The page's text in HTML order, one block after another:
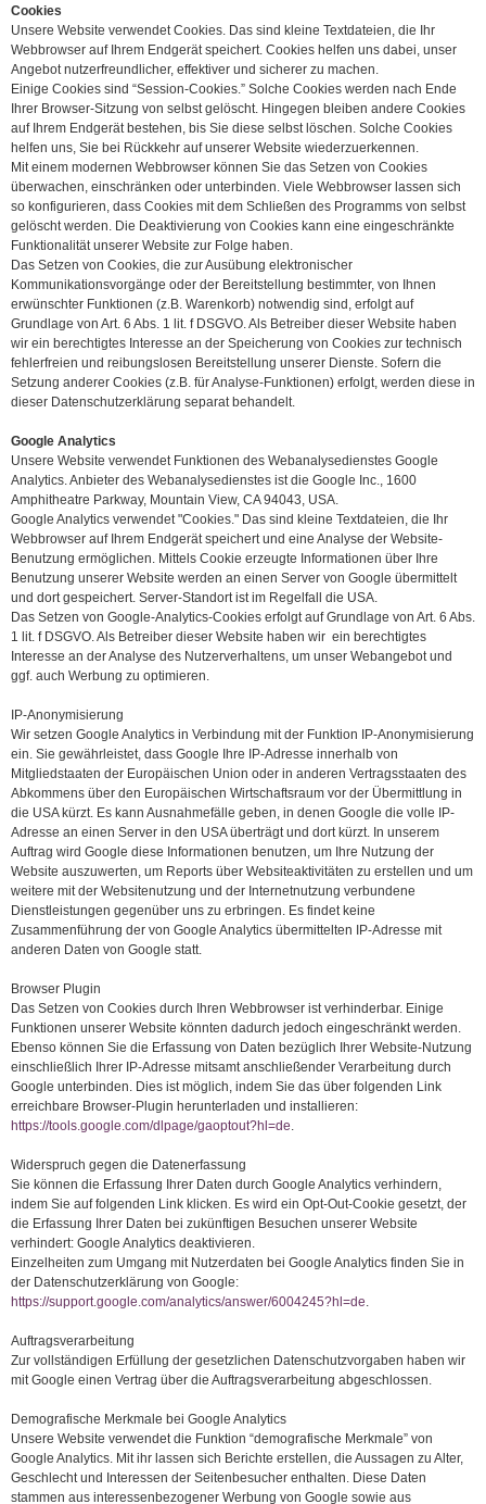
Cookies
Unsere Website verwendet Cookies. Das sind kleine Textdateien, die Ihr
Webbrowser auf Ihrem Endgerät speichert. Cookies helfen uns dabei, unser
Angebot nutzerfreundlicher, effektiver und sicherer zu machen.
Einige Cookies sind “Session-Cookies.” Solche Cookies werden nach Ende
Ihrer Browser-Sitzung von selbst gelöscht. Hingegen bleiben andere Cookies
auf Ihrem Endgerät bestehen, bis Sie diese selbst löschen. Solche Cookies
helfen uns, Sie bei Rückkehr auf unserer Website wiederzuerkennen.
Mit einem modernen Webbrowser können Sie das Setzen von Cookies
überwachen, einschränken oder unterbinden. Viele Webbrowser lassen sich
so konfigurieren, dass Cookies mit dem Schließen des Programms von selbst
gelöscht werden. Die Deaktivierung von Cookies kann eine eingeschränkte
Funktionalität unserer Website zur Folge haben.
Das Setzen von Cookies, die zur Ausübung elektronischer
Kommunikationsvorgänge oder der Bereitstellung bestimmter, von Ihnen
erwünschter Funktionen (z.B. Warenkorb) notwendig sind, erfolgt auf
Grundlage von Art. 6 Abs. 1 lit. f DSGVO. Als Betreiber dieser Website haben
wir ein berechtigtes Interesse an der Speicherung von Cookies zur technisch
fehlerfreien und reibungslosen Bereitstellung unserer Dienste. Sofern die
Setzung anderer Cookies (z.B. für Analyse-Funktionen) erfolgt, werden diese in
dieser Datenschutzerklärung separat behandelt.
Google Analytics
Unsere Website verwendet Funktionen des Webanalysedienstes Google
Analytics. Anbieter des Webanalysedienstes ist die Google Inc., 1600
Amphitheatre Parkway, Mountain View, CA 94043, USA.
Google Analytics verwendet "Cookies." Das sind kleine Textdateien, die Ihr
Webbrowser auf Ihrem Endgerät speichert und eine Analyse der Website-
Benutzung ermöglichen. Mittels Cookie erzeugte Informationen über Ihre
Benutzung unserer Website werden an einen Server von Google übermittelt
und dort gespeichert. Server-Standort ist im Regelfall die USA.
Das Setzen von Google-Analytics-Cookies erfolgt auf Grundlage von Art. 6 Abs.
1 lit. f DSGVO. Als Betreiber dieser Website haben wir ein berechtigtes
Interesse an der Analyse des Nutzerverhaltens, um unser Webangebot und
ggf. auch Werbung zu optimieren.
IP-Anonymisierung
Wir setzen Google Analytics in Verbindung mit der Funktion IP-Anonymisierung
ein. Sie gewährleistet, dass Google Ihre IP-Adresse innerhalb von
Mitgliedstaaten der Europäischen Union oder in anderen Vertragsstaaten des
Abkommens über den Europäischen Wirtschaftsraum vor der Übermittlung in
die USA kürzt. Es kann Ausnahmefälle geben, in denen Google die volle IP-
Adresse an einen Server in den USA überträgt und dort kürzt. In unserem
Auftrag wird Google diese Informationen benutzen, um Ihre Nutzung der
Website auszuwerten, um Reports über Websiteaktivitäten zu erstellen und um
weitere mit der Websitenutzung und der Internetnutzung verbundene
Dienstleistungen gegenüber uns zu erbringen. Es findet keine
Zusammenführung der von Google Analytics übermittelten IP-Adresse mit
anderen Daten von Google statt.
Browser Plugin
Das Setzen von Cookies durch Ihren Webbrowser ist verhinderbar. Einige
Funktionen unserer Website könnten dadurch jedoch eingeschränkt werden.
Ebenso können Sie die Erfassung von Daten bezüglich Ihrer Website-Nutzung
einschließlich Ihrer IP-Adresse mitsamt anschließender Verarbeitung durch
Google unterbinden. Dies ist möglich, indem Sie das über folgenden Link
erreichbare Browser-Plugin herunterladen und installieren:
https://tools.google.com/dlpage/gaoptout?hl=de.
Widerspruch gegen die Datenerfassung
Sie können die Erfassung Ihrer Daten durch Google Analytics verhindern,
indem Sie auf folgenden Link klicken. Es wird ein Opt-Out-Cookie gesetzt, der
die Erfassung Ihrer Daten bei zukünftigen Besuchen unserer Website
verhindert: Google Analytics deaktivieren.
Einzelheiten zum Umgang mit Nutzerdaten bei Google Analytics finden Sie in
der Datenschutzerklärung von Google:
https://support.google.com/analytics/answer/6004245?hl=de.
Auftragsverarbeitung
Zur vollständigen Erfüllung der gesetzlichen Datenschutzvorgaben haben wir
mit Google einen Vertrag über die Auftragsverarbeitung abgeschlossen.
Demografische Merkmale bei Google Analytics
Unsere Website verwendet die Funktion “demografische Merkmale” von
Google Analytics. Mit ihr lassen sich Berichte erstellen, die Aussagen zu Alter,
Geschlecht und Interessen der Seitenbesucher enthalten. Diese Daten
stammen aus interessenbezogener Werbung von Google sowie aus